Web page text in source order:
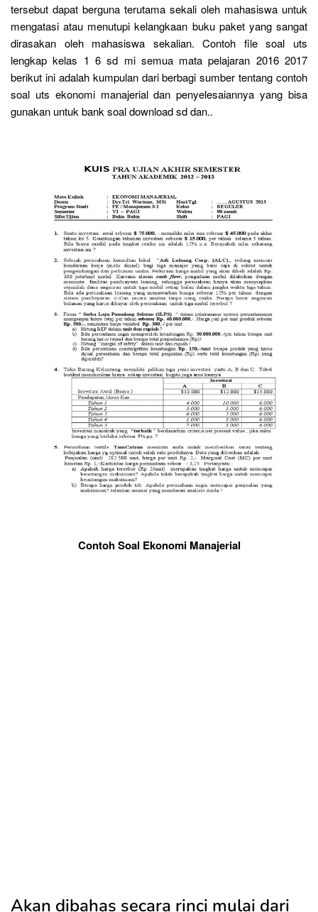
tersebut dapat berguna terutama sekali oleh mahasiswa untuk
mengatasi atau menutupi kelangkaan buku paket yang sangat
dirasakan oleh mahasiswa sekalian. Contoh file soal uts
lengkap kelas 1 6 sd mi semua mata pelajaran 2016 2017
berikut ini adalah kumpulan dari berbagi sumber tentang contoh
soal uts ekonomi manajerial dan penyelesaiannya yang bisa
gunakan untuk bank soal download sd dan..
Contoh Soal Ekonomi Manajerial
Akan dibahas secara rinci mulai dari